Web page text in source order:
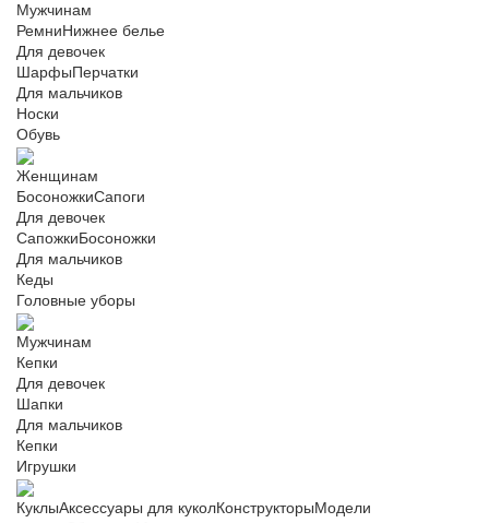
Мужчинам
РемниНижнее белье
Для девочек
ШарфыПерчатки
Для мальчиков
Носки
Обувь
Женщинам
БосоножкиСапоги
Для девочек
СапожкиБосоножки
Для мальчиков
Кеды
Головные уборы
Мужчинам
Кепки
Для девочек
Шапки
Для мальчиков
Кепки
Игрушки
КуклыАксессуары для куколКонструкторыМодели